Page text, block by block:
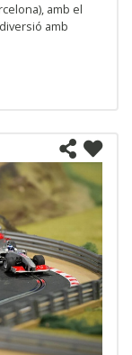
amb el
amb